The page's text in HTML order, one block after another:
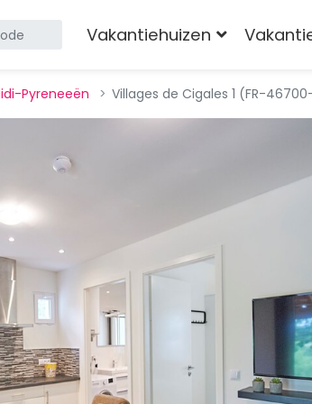
Vakantiehuizen
Pyreneeën Villages de Cigales 1 (FR-